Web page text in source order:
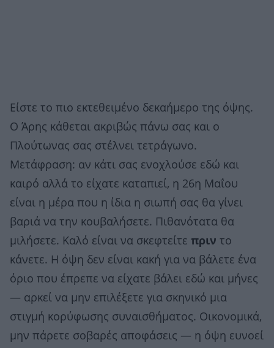
Είστε το πιο εκτεθειμένο δεκαήμερο της όψης.
Ο Άρης κάθεται ακριβώς πάνω σας και ο
Πλούτωνας σας στέλνει τετράγωνο.
Μετάφραση: αν κάτι σας ενοχλούσε εδώ και
καιρό αλλά το είχατε καταπιεί, η 26η Μαΐου
είναι η μέρα που η ίδια η σιωπή σας θα γίνει
βαριά να την κουβαλήσετε. Πιθανότατα θα
μιλήσετε. Καλό είναι να σκεφτείτε πριν το
κάνετε. Η όψη δεν είναι κακή για να βάλετε ένα
όριο που έπρεπε να είχατε βάλει εδώ και μήνες
— αρκεί να μην επιλέξετε για σκηνικό μια
στιγμή κορύφωσης συναισθήματος. Οικονομικά,
μην πάρετε σοβαρές αποφάσεις — η όψη ευνοεί